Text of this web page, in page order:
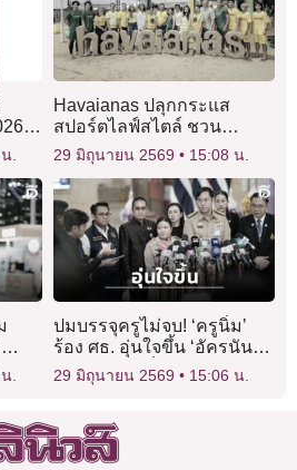
.
Havaianas ปลุกกระแส
สปอร์ตไลฟ์สไตล์ ชวน
‘ติวเตอร์ – ยิม’ เสิร์ฟโมเมนต์
สุดฟิน พร้อมเปิดตัวคอลเลก
ชันพิเศษ
29 มิถุนายน 2569 15:08 น.
.
ปมบรรจุครูไม่จบ! ‘ครูนิ่ม’
ร้อง ศธ. อุ่นใจขึ้น ‘อัครนันท์’
ยันให้ความเป็นธรรม
29 มิถุนายน 2569 15:06 น.